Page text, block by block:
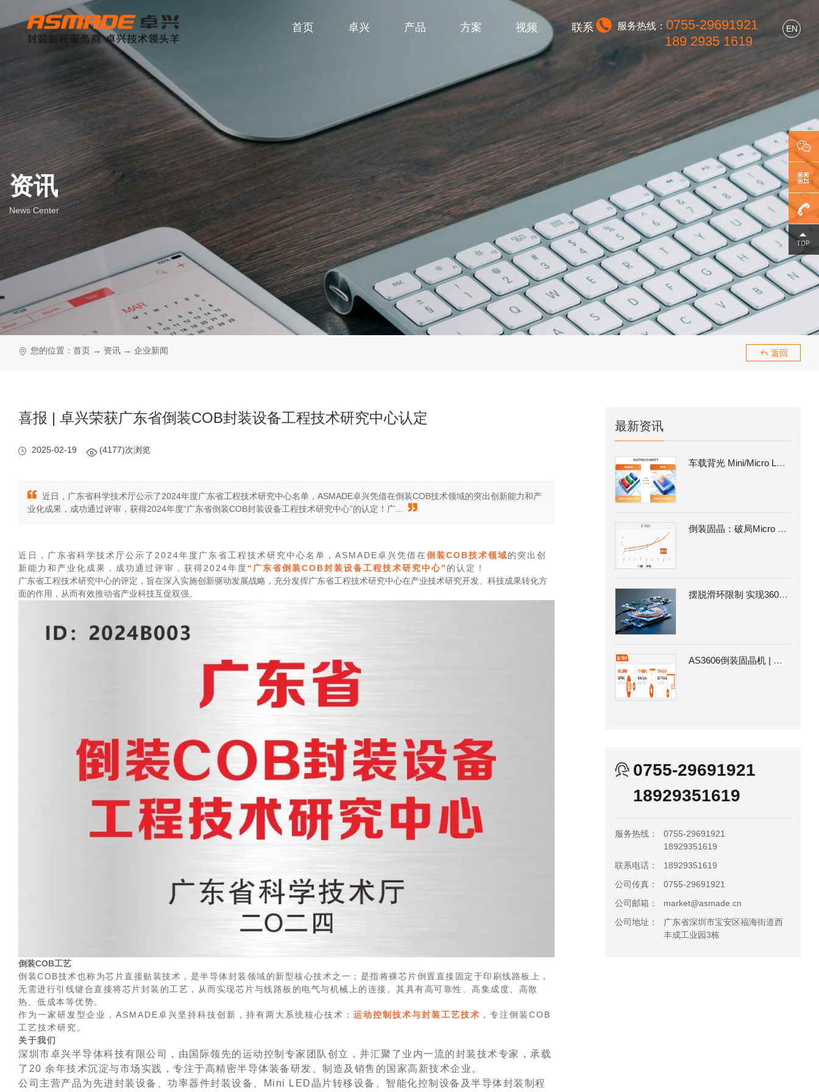
首页 卓兴 产品 方案 视频 联系 服务热线： 0755-29691921
189 2935 1619
EN
资讯
News Center
 返回
您的位置： 首页 → 资讯 → 企业新闻
喜报 | 卓兴荣获广东省倒装COB封装设备工程技术研究中心认定
2025-02-19 (4177)次浏览
近日，广东省科学技术厅公示了2024年度广东省工程技术研究中心名单，ASMADE卓兴凭借在倒装COB技术领域的突出创新能力和产
业化成果，成功通过评审，获得2024年度“广东省倒装COB封装设备工程技术研究中心”的认定！广...
近日，广东省科学技术厅公示了2024年度广东省工程技术研究中心名单，ASMADE卓兴凭借在倒装COB技术领域的突出创
新能力和产业化成果，成功通过评审，获得2024年度“广东省倒装COB封装设备工程技术研究中心” 的认定！
广东省工程技术研究中心的评定，旨在深入实施创新驱动发展战略，充分发挥广东省工程技术研究中心在产业技术研究开发、科技成果转化方
面的作用，从而有效推动省产业科技互促双强。
倒装COB工艺
倒装COB技术也称为芯片直接贴装技术，是半导体封装领域的新型核心技术之一；是指将裸芯片倒置直接固定于印刷线路板上，
无需进行引线键合直接将芯片封装的工艺，从而实现芯片与线路板的电气与机械上的连接。其具有高可靠性、高集成度、高散
热、低成本等优势。
作为一家研发型企业，ASMADE卓兴坚持科技创新，持有两大系统核心技术： 运动控制技术与封装工艺技术 ，专注倒装COB
工艺技术研究。
关于我们
深圳市卓兴半导体科技有限公司，由国际领先的运动控制专家团队创立，并汇聚了业内一流的封装技术专家，承载
了20 余年技术沉淀与市场实践，专注于高精密半导体装备研发、制造及销售的国家高新技术企业。
公司主营产品为先进封装设备、功率器件封装设备、Mini LED晶片转移设备、智能化控制设备及半导体封装制程
最新资讯
车载背光 Mini/Micro LED量产攻坚：MIP 路线的工艺瓶颈与倒装固晶解决方案
倒装固晶：破局Micro LED MIP 量产良率瓶颈的核心制程
摆脱滑环限制 实现360°连续旋转通信|卓兴SpinBus360 EtherCAT无线传输
AS3606倒装固晶机 | 实现芯片零顶伤 突破Micro LED MIP量产困局
0755-29691921
18929351619
服务热线：
0755-29691921
18929351619
联系电话：
18929351619
公司传真：
0755-29691921
公司邮箱：
market@asmade.cn
公司地址：
广东省深圳市宝安区福海街道西
丰成工业园3栋
0755-